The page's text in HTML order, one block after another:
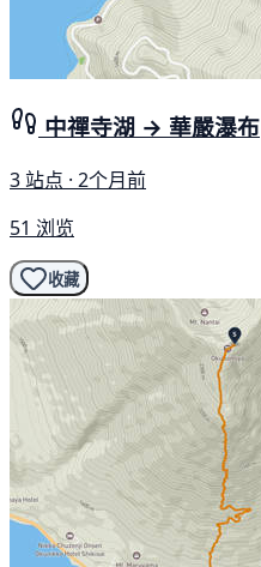
中禪寺湖 → 華嚴瀑布
3 站点 · 2个月前
51 浏览
收藏